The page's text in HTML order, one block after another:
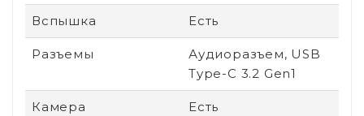
Вспышка Есть
Разъемы
Аудиоразъем, USB
Type-C 3.2 Gen1
Камера Есть